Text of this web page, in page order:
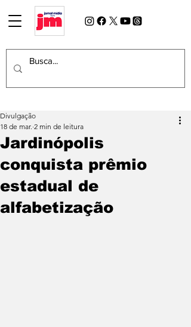
Jardinópolis
conquista prêmio
estadual de
alfabetização
Divulgação
18 de mar. 2 min de leitura